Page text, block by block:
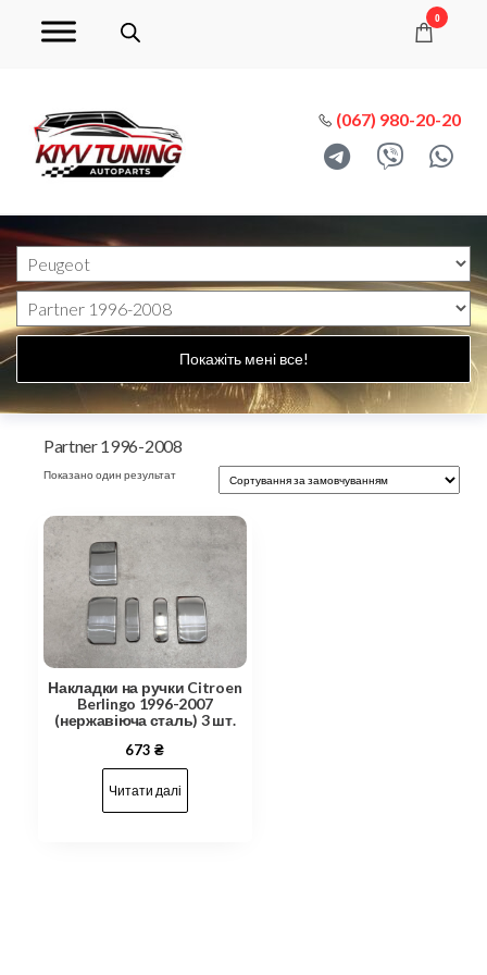
0
(067) 980-20-20
Покажіть мені все!
Partner 1996-2008
Показано один результат
Накладки на ручки Citroen
Berlingo 1996-2007
(нержавіюча сталь) 3 шт.
673₴
Читати далі